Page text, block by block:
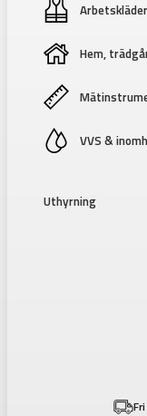
Hem,
VVS &
Uthyrning